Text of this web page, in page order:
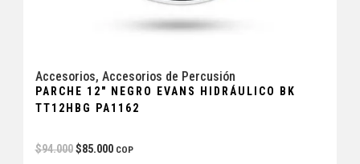
Accesorios, Accesorios de Percusión
PARCHE 12″ NEGRO EVANS HIDRÁULICO BK
TT12HBG PA1162
$94.000 $85.000 COP